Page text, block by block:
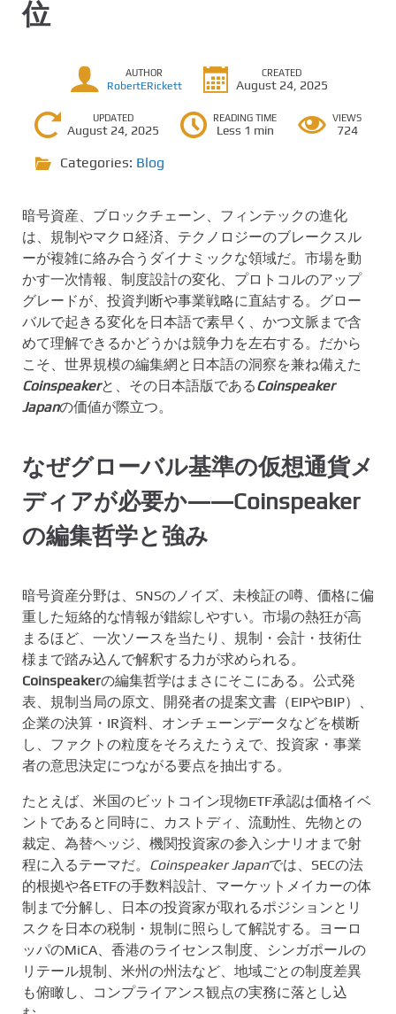
位
AUTHOR
RobertERickett
CREATED
August 24, 2025
UPDATED
August 24, 2025
READING TIME
Less 1 min
VIEWS
724
Categories: Blog
暗号資産、ブロックチェーン、フィンテックの進化
は、規制やマクロ経済、テクノロジーのブレークスル
ーが複雑に絡み合うダイナミックな領域だ。市場を動
かす一次情報、制度設計の変化、プロトコルのアップ
グレードが、投資判断や事業戦略に直結する。グロー
バルで起きる変化を日本語で素早く、かつ文脈まで含
めて理解できるかどうかは競争力を左右する。だから
こそ、世界規模の編集網と日本語の洞察を兼ね備えた
Coinspeakerと、その日本語版であるCoinspeaker
Japanの価値が際立つ。
なぜグローバル基準の仮想通貨メ
ディアが必要か――Coinspeaker
の編集哲学と強み
暗号資産分野は、SNSのノイズ、未検証の噂、価格に偏
重した短絡的な情報が錯綜しやすい。市場の熱狂が高
まるほど、一次ソースを当たり、規制・会計・技術仕
様まで踏み込んで解釈する力が求められる。
Coinspeakerの編集哲学はまさにそこにある。公式発
表、規制当局の原文、開発者の提案文書（EIPやBIP）、
企業の決算・IR資料、オンチェーンデータなどを横断
し、ファクトの粒度をそろえたうえで、投資家・事業
者の意思決定につながる要点を抽出する。
たとえば、米国のビットコイン現物ETF承認は価格イベ
ントであると同時に、カストディ、流動性、先物との
裁定、為替ヘッジ、機関投資家の参入シナリオまで射
程に入るテーマだ。 Coinspeaker Japanでは、SECの法
的根拠や各ETFの手数料設計、マーケットメイカーの体
制まで分解し、日本の投資家が取れるポジションとリ
スクを日本の税制・規制に照らして解説する。ヨーロ
ッパのMiCA、香港のライセンス制度、シンガポールの
リテール規制、米州の州法など、地域ごとの制度差異
も俯瞰し、コンプライアンス観点の実務に落とし込